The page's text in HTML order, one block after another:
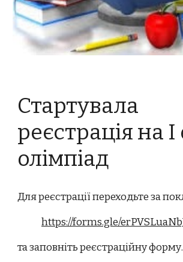
Стартувала
реєстрація на І
олімпіад
Для реєстрації переходьте за
https://forms.gle/
та заповніть реєстраційну форму.